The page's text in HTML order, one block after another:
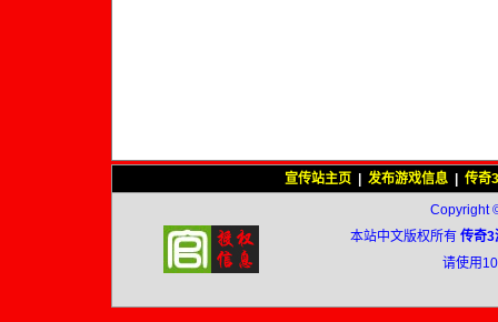
宣传站主页 发布游戏信息
传奇
Copyright
本站中文版权所有 传奇3
请使用